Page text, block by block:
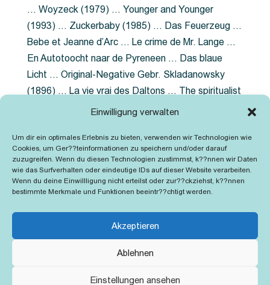
Einwilligung verwalten
Um dir ein optimales Erlebnis zu bieten, verwenden wir Technologien wie
Cookies, um Ger??teinformationen zu speichern und/oder darauf
zuzugreifen. Wenn du diesen Technologien zustimmst, k??nnen wir Daten
wie das Surfverhalten oder eindeutige IDs auf dieser Website verarbeiten.
Wenn du deine Einwillligung nicht erteilst oder zur??ckziehst, k??nnen
bestimmte Merkmale und Funktionen beeintr??chtigt werden.
Akzeptieren
Ablehnen
Einstellungen ansehen
… Woyzeck (1979) … Younger and Younger
(1993) … Zuckerbaby (1985) … Das Feuerzeug …
Bebe et Jeanne d’Arc … Le crime de Mr. Lange …
En Autotoocht naar de Pyreneen … Das blaue
Licht … Original-Negative Gebr. Skladanowsky
(1896) … La vie vrai des Daltons … The spiritualist
photographer … Feuer im Fjord … The Song of the
Grubenlampe … Tolstoy … Grün ist die Heide …
Lady Hamilton … Mütter verzaget nicht …
Ruttmann Werbefilme